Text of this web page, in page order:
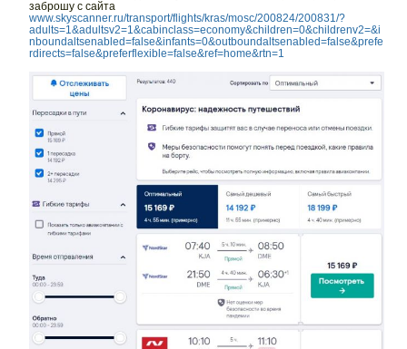
заброшу с сайта
www.skyscanner.ru/transport/flights/kras/mosc/200824/200831/?
adults=1&adultsv2=1&cabinclass=economy&children=0&childrenv2=&i
nboundaltsenabled=false&infants=0&outboundaltsenabled=false&prefe
rdirects=false&preferflexible=false&ref=home&rtn=1